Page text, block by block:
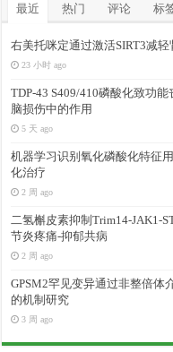
最近 热门 评论 标
右美托咪定通过激活SIRT3减
23 小时 ago
TDP-43 S409/410磷酸化致功
脑损伤中的作用
5 天 ago
机器学习识别氧化磷酸化特征
化治疗
2 周 ago
二氢槲皮素抑制Trim14-JAK1-
节炎疼痛-抑郁共病
2 周 ago
GPSM2罕见变异通过非整倍体
的机制研究
3 周 ago